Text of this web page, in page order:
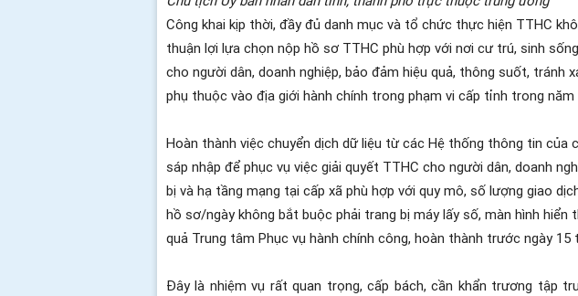
Công khai kịp thời, đầy đủ danh mục và tổ chức thực hiện TTHC
thuận lợi lựa chọn nộp hồ sơ TTHC phù hợp với nơi cư trú, sinh
cho người dân, doanh nghiệp, bảo đảm hiệu quả, thông suốt,
phụ thuộc vào địa giới hành chính trong phạm vi cấp tỉnh trong năm
Hoàn thành việc chuyển dịch dữ liệu từ các Hệ thống thông tin
sáp nhập để phục vụ việc giải quyết TTHC cho người dân, doanh
bị và hạ tầng mạng tại cấp xã phù hợp với quy mô, số lượng giao
hồ sơ/ngày không bắt buộc phải trang bị máy lấy số, màn hình
quả Trung tâm Phục vụ hành chính công, hoàn thành trước ngày 15
Đây là nhiệm vụ rất quan trọng, cấp bách, cần khẩn trương tập